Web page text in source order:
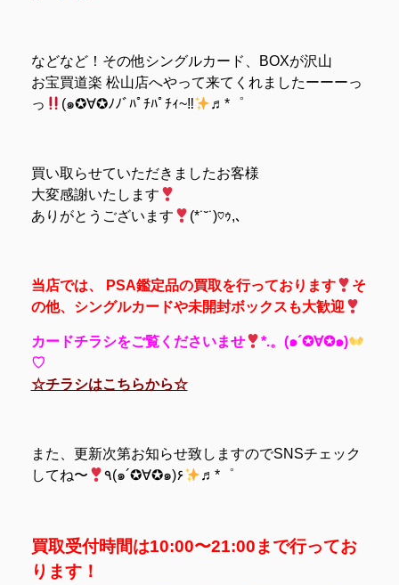
などなど！その他シングルカード、BOXが沢山
お宝買道楽 松山店へやって来てくれましたーーーっ
っ
(๑✪∀✪ﾉﾉﾞﾊﾟﾁﾊﾟﾁｨ~‼ ♬*゜
買い取らせていただきましたお客様
大変感謝いたします
ありがとうございます
(*˙˘˙)♡ｩ,､
当店では、 PSA鑑定品の買取を行っております
そ
の他、シングルカードや未開封ボックスも大歓迎
カードチラシをご覧くださいませ
*.。(๑´✪∀✪๑)
♡
☆チラシはこちらから☆
また、更新次第お知らせ致しますのでSNSチェック
してね〜
٩(๑´✪∀✪๑)۶ ♬*゜
買取受付時間は10:00〜21:00まで行ってお
ります！